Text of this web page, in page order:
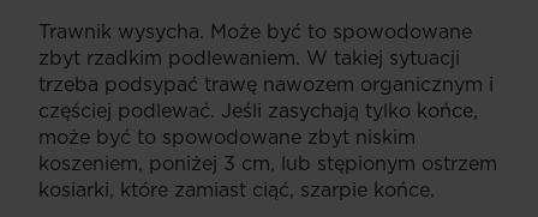
Trawnik wysycha. Może być to spowodowane
zbyt rzadkim podlewaniem. W takiej sytuacji
trzeba podsypać trawę nawozem organicznym i
częściej podlewać. Jeśli zasychają tylko końce,
może być to spowodowane zbyt niskim
koszeniem, poniżej 3 cm, lub stępionym ostrzem
kosiarki, które zamiast ciąć, szarpie końce.